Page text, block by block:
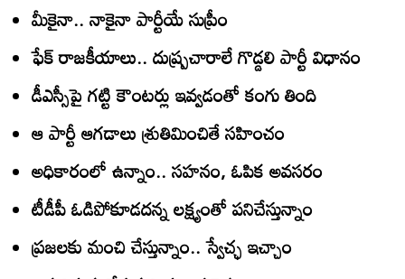
మీకైనా.. నాకైనా పార్టీయే సుప్రీం
ఫేక్‌ రాజకీయాలు.. దుష్ప్రచారాలే గొడ్డలి పార్టీ విధానం
డీఎస్సీపై గట్టి కౌంటర్లు ఇవ్వడంతో కంగు తింది
ఆ పార్టీ ఆగడాలు శ్రుతిమించితే సహించం
అధికారంలో ఉన్నాం.. సహనం, ఓపిక అవసరం
టీడీపీ ఓడిపోకూడదన్న లక్ష్యంతో పనిచేస్తున్నాం
ప్రజలకు మంచి చేస్తున్నాం.. స్వేచ్ఛ ఇచ్చాం